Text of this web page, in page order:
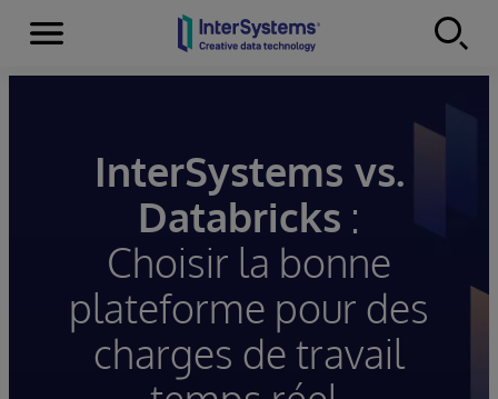
Skip to content
Menu
InterSystems vs.
Databricks :
Choisir la bonne
plateforme pour des
charges de travail